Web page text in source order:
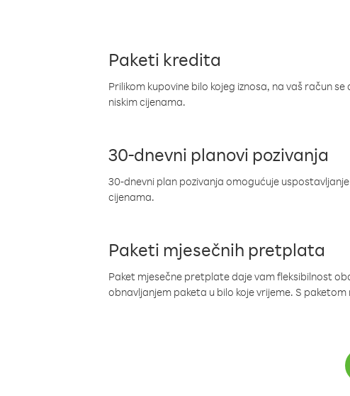
Paketi kredita
Prilikom kupovine bilo kojeg iznosa, na vaš račun
niskim cijenama.
30-dnevni planovi pozivanja
30-dnevni plan pozivanja omogućuje
cijenama.
Paketi mjesečnih pretplata
Paket mjesečne pretplate daje vam fleksibilnost
obnavljanjem paketa u bilo koje vrijeme. S